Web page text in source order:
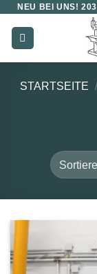
Zum
Inhalt
springen
NEU BEI UNS!
STARTSEITE /